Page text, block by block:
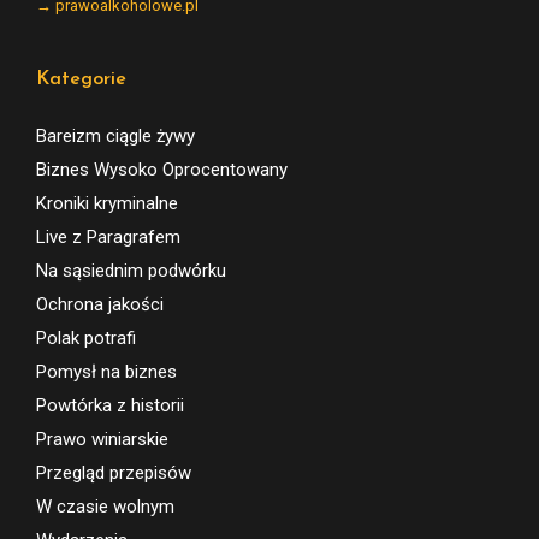
→ prawoalkoholowe.pl
Kategorie
Bareizm ciągle żywy
Biznes Wysoko Oprocentowany
Kroniki kryminalne
Live z Paragrafem
Na sąsiednim podwórku
Ochrona jakości
Polak potrafi
Pomysł na biznes
Powtórka z historii
Prawo winiarskie
Przegląd przepisów
W czasie wolnym